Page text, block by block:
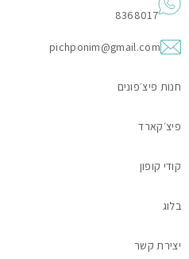
8368017
pichponim@gmail.com
חנות פיצ׳פונים
פיצ׳קארד
קודי קופון
בלוג
יצירת קשר